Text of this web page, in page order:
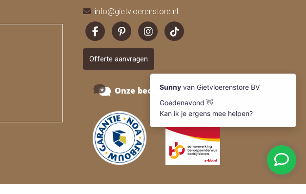
info@gietvloerenstore.nl
Offerte aanvragen